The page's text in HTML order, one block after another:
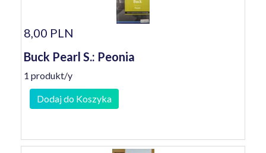
8,00 PLN
Buck Pearl S.: Peonia
1 produkt/y
Dodaj do Koszyka